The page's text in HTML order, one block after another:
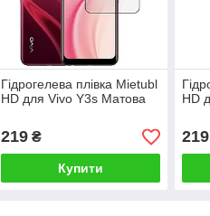
Гідрогелева плівка Mietubl
HD для Vivo Y3s Матова
219₴
Купити
HD
219